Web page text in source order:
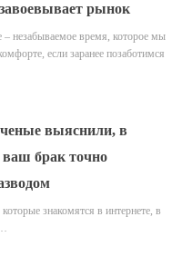
рынок
– незабываемое время, которое мы
если заранее позаботимся
выяснили, в
ваш брак точно
знакомятся в интернете, в